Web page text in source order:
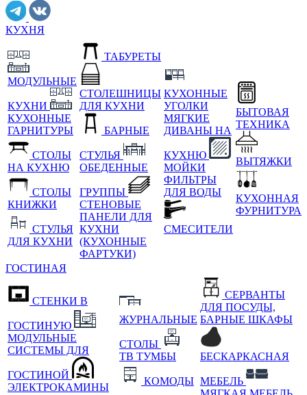
КУХНЯ
МОДУЛЬНЫЕ
КУХНИ
КУХОННЫЕ
ГАРНИТУРЫ
СТОЛЫ
НА КУХНЮ
СТОЛЫ
КНИЖКИ
СТУЛЬЯ
ДЛЯ КУХНИ
ТАБУРЕТЫ
СТОЛЕШНИЦЫ
ДЛЯ КУХНИ
БАРНЫЕ
СТУЛЬЯ
ОБЕДЕННЫЕ
ГРУППЫ
СТЕНОВЫЕ
ПАНЕЛИ ДЛЯ
КУХНИ
(КУХОННЫЕ
ФАРТУКИ)
КУХОННЫЕ
УГОЛКИ
МЯГКИЕ
ДИВАНЫ НА
КУХНЮ
МОЙКИ
ФИЛЬТРЫ
ДЛЯ ВОДЫ
СМЕСИТЕЛИ
БЫТОВАЯ
ТЕХНИКА
ВЫТЯЖКИ
КУХОННАЯ
ФУРНИТУРА
ГОСТИНАЯ
СТЕНКИ В
ГОСТИНУЮ
МОДУЛЬНЫЕ
СИСТЕМЫ ДЛЯ
ГОСТИНОЙ
ЭЛЕКТРОКАМИНЫ
ЖУРНАЛЬНЫЕ
СТОЛЫ
ТВ ТУМБЫ
КОМОДЫ
СЕРВАНТЫ
ДЛЯ ПОСУДЫ,
БАРНЫЕ ШКАФЫ
БЕСКАРКАСНАЯ
МЕБЕЛЬ